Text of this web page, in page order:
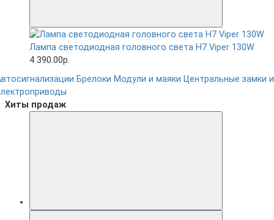
Лампа светодиодная головного света H7 Viper 130W
4 390.00р.
Брелоки Модули и маяки Центральные замки и
Хиты продаж